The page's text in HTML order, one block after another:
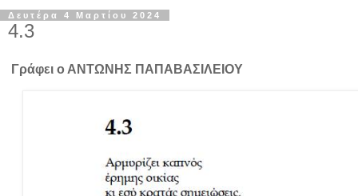
Δευτέρα 4 Μαρτίου 2024
4.3
Γράφει ο ΑΝΤΩΝΗΣ ΠΑΠΑΒΑΣΙΛΕΙΟΥ